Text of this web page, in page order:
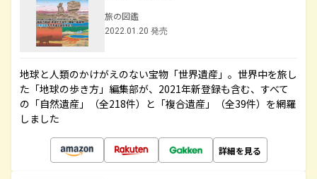
旅の図鑑
2022.01.20 発売
地球と人類のかけがえのない宝物「世界遺産」。世界中を旅し
た「地球の歩き方」編集部が、2021年新登録も含む、すべて
の「自然遺産」（全218件）と「複合遺産」（全39件）を網羅
しました
詳細を見る